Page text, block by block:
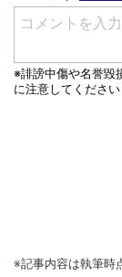
※記事内容は執筆時